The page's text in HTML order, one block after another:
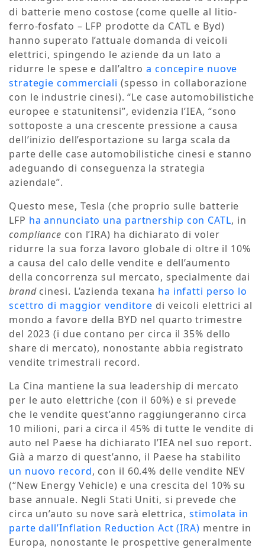
di batterie meno costose (come quelle al litio-
ferro-fosfato – LFP prodotte da CATL e Byd)
hanno superato l’attuale domanda di veicoli
elettrici, spingendo le aziende da un lato a
ridurre le spese e dall’altro a concepire nuove
strategie commerciali (spesso in collaborazione
con le industrie cinesi). “Le case automobilistiche
europee e statunitensi”, evidenzia l’IEA, “sono
sottoposte a una crescente pressione a causa
dell’inizio dell’esportazione su larga scala da
parte delle case automobilistiche cinesi e stanno
adeguando di conseguenza la strategia
aziendale”.
Questo mese, Tesla (che proprio sulle batterie
LFP ha annunciato una partnership con CATL, in
compliance con l’IRA) ha dichiarato di voler
ridurre la sua forza lavoro globale di oltre il 10%
a causa del calo delle vendite e dell’aumento
della concorrenza sul mercato, specialmente dai
brand cinesi. L’azienda texana ha infatti perso lo
scettro di maggior venditore di veicoli elettrici al
mondo a favore della BYD nel quarto trimestre
del 2023 (i due contano per circa il 35% dello
share di mercato), nonostante abbia registrato
vendite trimestrali record.
La Cina mantiene la sua leadership di mercato
per le auto elettriche (con il 60%) e si prevede
che le vendite quest’anno raggiungeranno circa
10 milioni, pari a circa il 45% di tutte le vendite di
auto nel Paese ha dichiarato l’IEA nel suo report.
Già a marzo di quest’anno, il Paese ha stabilito
un nuovo record, con il 60.4% delle vendite NEV
(“New Energy Vehicle) e una crescita del 10% su
base annuale. Negli Stati Uniti, si prevede che
circa un’auto su nove sarà elettrica,stimolata in
parte dall’Inflation Reduction Act (IRA) mentre in
Europa, nonostante le prospettive generalmente